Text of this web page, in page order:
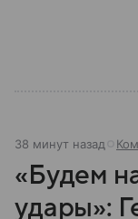
чем он
38 минут назад
«Будем
удары»: